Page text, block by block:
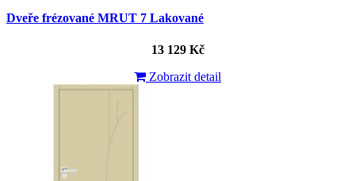
Dveře frézované MRUT 7 Lakované
13 129 Kč
Zobrazit detail